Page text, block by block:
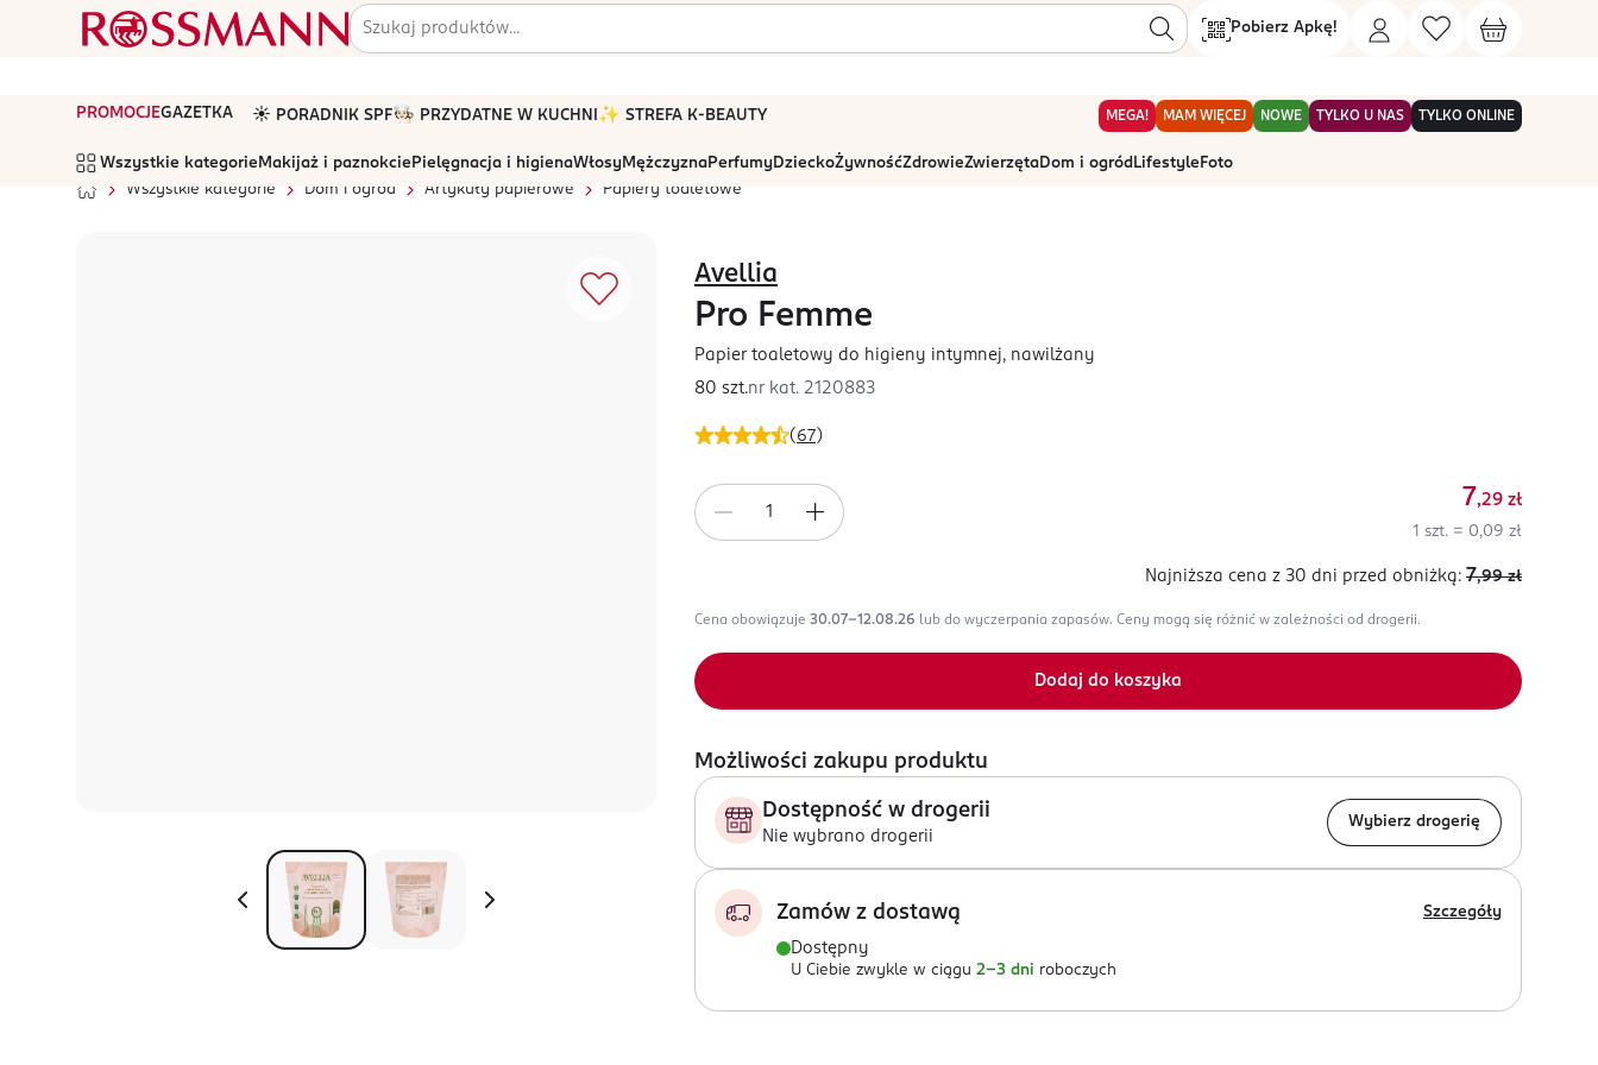
Pobierz Apkę!
PROMOCJEGAZETKA ☀️ PORADNIK SPF🧑🏻‍🍳 PRZYDATNE W KUCHNI ✨ STREFA K-BEAUTY MEGA! MAM WIĘCEJ NOWE TYLKO U NAS TYLKO ONLINE
Wszystkie kategorie Makijaż i paznokcie Pielęgnacja i higienaWłosyMężczyznaPerfumyDzieckoŻywnośćZdrowieZwierzętaDom i ogród Lifestyle Foto
Wszystkie kategorie
Dom i ogród Artykuły papierowe Papiery toaletowe
( 67)
Avellia
Pro Femme
Papier toaletowy do higieny intymnej, nawilżany
80 szt.nr kat. 2120883
7,29 zł
1 szt. = 0,09 zł
Najniższa cena z 30 dni przed obniżką: 7,99 zł
Cena obowiązuje 30.07-12.08.26 lub do wyczerpania zapasów. Ceny mogą się różnić w zależności od drogerii.
Dodaj do koszyka
Możliwości zakupu produktu
Dostępność w drogerii
Nie wybrano drogerii
Wybierz drogerię
Zamów z dostawą Szczegóły
Dostępny
U Ciebie zwykle w ciągu 2-3 dni roboczych